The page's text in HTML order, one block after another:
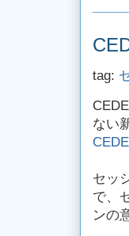
tag:
ない
セッ
で、
ンの